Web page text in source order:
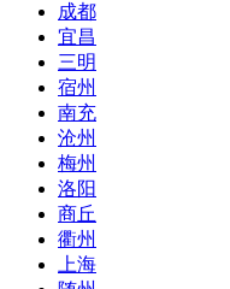
成都
宜昌
三明
宿州
南充
沧州
梅州
洛阳
商丘
衢州
上海